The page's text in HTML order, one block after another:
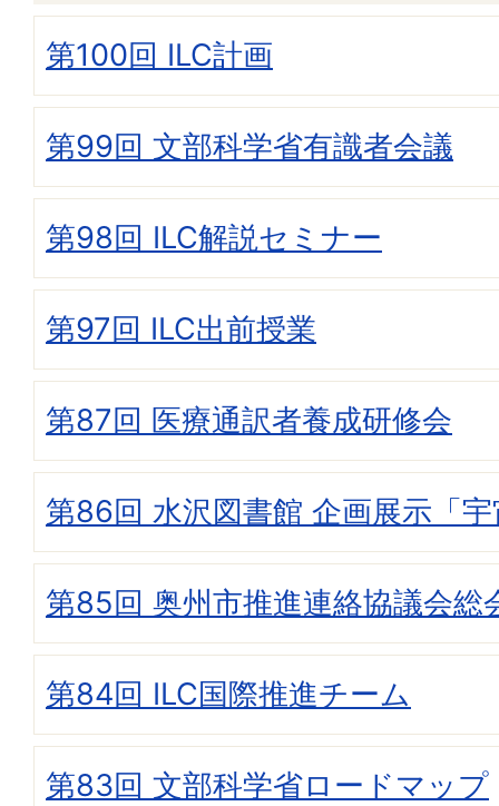
第100回 ILC計画
第99回 文部科学省有識者会議
第98回 ILC解説セミナー
第97回 ILC出前授業
第87回 医療通訳者養成研修会
第86回 水沢図書館 企画展示「
第85回 奥州市推進連絡協議会総
第84回 ILC国際推進チーム
第83回 文部科学省ロードマップ